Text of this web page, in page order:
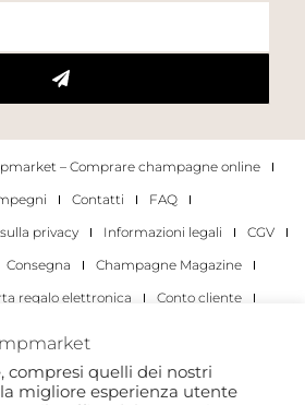
– Comprare champagne online
Contatti
FAQ
privacy
Informazioni legali
CGV
Consegna
Champagne Magazine
regalo elettronica
Conto cliente
Per le aziende
compresi quelli dei nostri
migliore esperienza utente